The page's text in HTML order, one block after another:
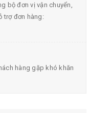
30CM
Tùy thuộc vào Anten
bộ đơn vị vận chuyển,
trợ đơn hàng:
hàng gặp khó khăn